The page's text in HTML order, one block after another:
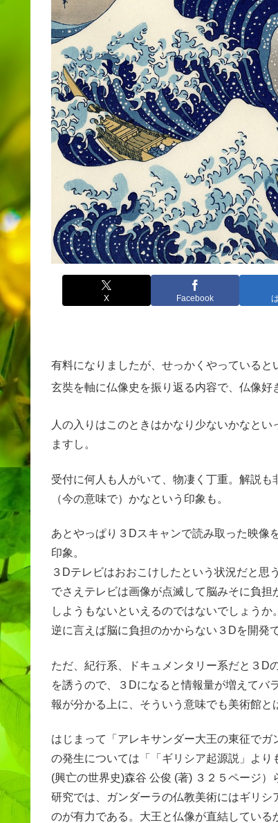
X Facebook
有料になりましたが、せっかくやっていると
玄奘を軸に仏像史を振り返る内容で、仏像好
人の入りはこのときはかなり少ないかなと
ますし。
受付に何人も人がいて、物凄く丁重。解説
（今の意味で）かなという印象も。
あとやっぱり３Dスキャンで読み取った映像
印象。
３Dテレビはおおこけしたという状況だと
でさえテレビは画像が点滅して脳みそに負
しようもないといえるのではないでしょうか。
逆に言えば脳に負担のかからない３Dを開発
ただ、紀行系、ドキュメンタリー系だと３D
を誘うので、３Dになると情報量が増えてバ
報が分かる上に、そういう意味でも美術館と
はじまって「アレキサンダー大王の東征で
の発生については「「ギリシア起源説」よ
(興亡の世界史)森谷 公俊 (著) ３２５ページ
研究では、ガンダーラの仏教美術にはギリ
のが有力である。大王と仏像が直結してい